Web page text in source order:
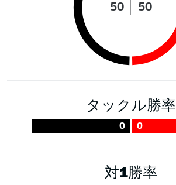
50 50
タックル勝率
0 0
対1勝率